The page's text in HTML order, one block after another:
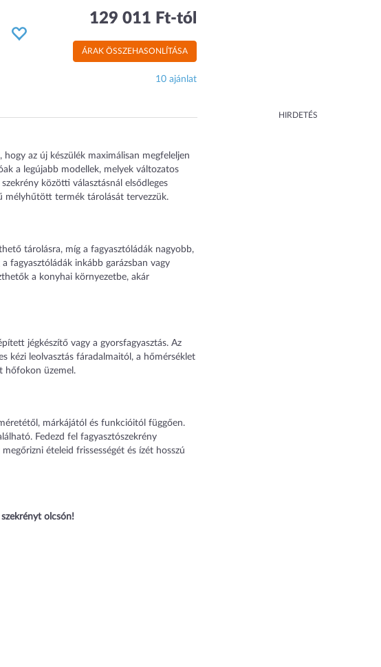
HIRDETÉS
129 011 Ft-tól
ÁRAK ÖSSZEHASONLÍTÁSA
10 ajánlat
az új készülék maximálisan megfeleljen
a legújabb modellek, melyek változatos
közötti választásnál elsődleges
mélyhűtött termék tárolását tervezzük.
tárolásra, míg a fagyasztóládák nagyobb,
fagyasztóládák inkább garázsban vagy
a konyhai környezetbe, akár
jégkészítő vagy a gyorsfagyasztás. Az
kézi leolvasztás fáradalmaitól, a hőmérséklet
hőfokon üzemel.
márkájától és funkcióitól függően.
Fedezd fel fagyasztószekrény
ételeid frissességét és ízét hosszú
olcsón!